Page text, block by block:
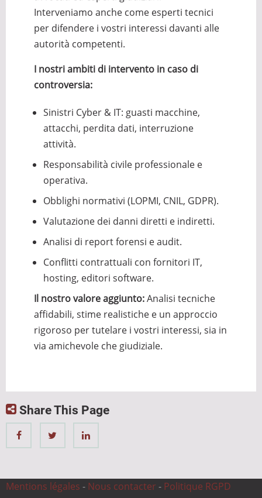
Interveniamo anche come esperti tecnici
per difendere i vostri interessi davanti alle
autorità competenti.
I nostri ambiti di intervento in caso di
controversia:
Sinistri Cyber & IT: guasti macchine,
attacchi, perdita dati, interruzione
attività.
Responsabilità civile professionale e
operativa.
Obblighi normativi (LOPMI, CNIL, GDPR).
Valutazione dei danni diretti e indiretti.
Analisi di report forensi e audit.
Conflitti contrattuali con fornitori IT,
hosting, editori software.
Il nostro valore aggiunto:Analisi tecniche
affidabili, stime realistiche e un approccio
rigoroso per tutelare i vostri interessi, sia in
via amichevole che giudiziale.
Share This Page
Mentions légales - Nous contacter - Politique RGPD